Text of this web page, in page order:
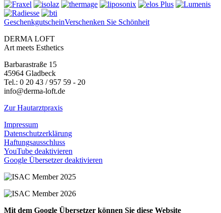
GeschenkgutscheinVerschenken Sie Schönheit
DERMA LOFT
Art meets Esthetics
Barbarastraße 15
45964 Gladbeck
Tel.: 0 20 43 / 957 59 - 20
info@derma-loft.de
Zur Hautarztpraxis
Impressum
Datenschutzerklärung
Haftungsausschluss
YouTube deaktivieren
Google Übersetzer deaktivieren
Mit dem Google Übersetzer können Sie diese Website